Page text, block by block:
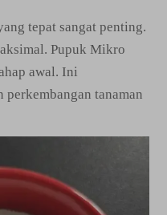
tepat sangat penting.
Pupuk Mikro
awal. Ini
perkembangan tanaman